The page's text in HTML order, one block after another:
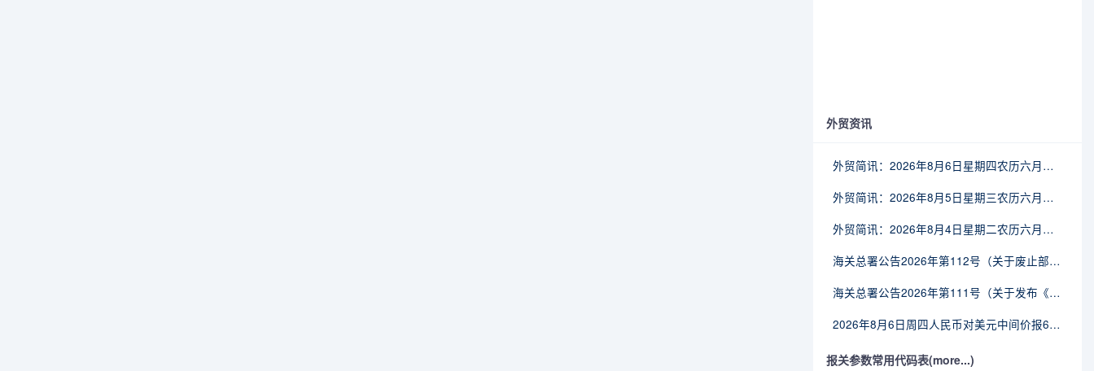
外贸资讯
外贸简讯：2026年8月6日星期四农历六月廿四
外贸简讯：2026年8月5日星期三农历六月廿三
外贸简讯：2026年8月4日星期二农历六月廿二
海关总署公告2026年第112号（关于废止部分卫生检疫类规范性文件的公告）
海关总署公告2026年第111号（关于发布《进出境动植物检疫处理监督管理工作规定》《进出境卫生处理监督管理工作规定》的公告）
2026年8月6日周四人民币对美元中间价报6.7895调贬6个基点
报关参数常用代码表(more...)